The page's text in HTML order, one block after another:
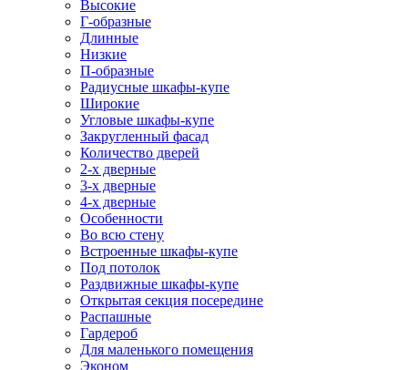
Высокие
Г-образные
Длинные
Низкие
П-образные
Радиусные шкафы-купе
Широкие
Угловые шкафы-купе
Закругленный фасад
Количество дверей
2-х дверные
3-х дверные
4-х дверные
Особенности
Во всю стену
Встроенные шкафы-купе
Под потолок
Раздвижные шкафы-купе
Открытая секция посередине
Распашные
Гардероб
Для маленького помещения
Эконом